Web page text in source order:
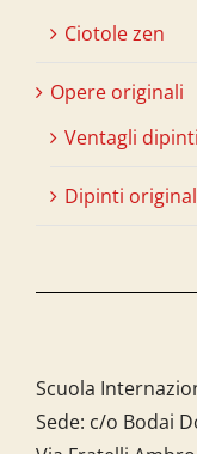
Ciotole zen
Opere originali
Ventagli
Dipinti
Scuola
Sede: c/o Bodai